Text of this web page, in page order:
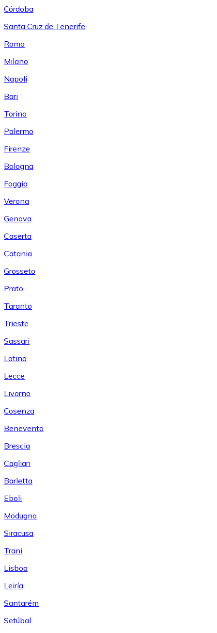
Córdoba
Santa Cruz de Tenerife
Roma
Milano
Napoli
Bari
Torino
Palermo
Firenze
Bologna
Foggia
Verona
Genova
Caserta
Catania
Grosseto
Prato
Taranto
Trieste
Sassari
Latina
Lecce
Livorno
Cosenza
Benevento
Brescia
Cagliari
Barletta
Eboli
Modugno
Siracusa
Trani
Lisboa
Leiría
Santarém
Setúbal